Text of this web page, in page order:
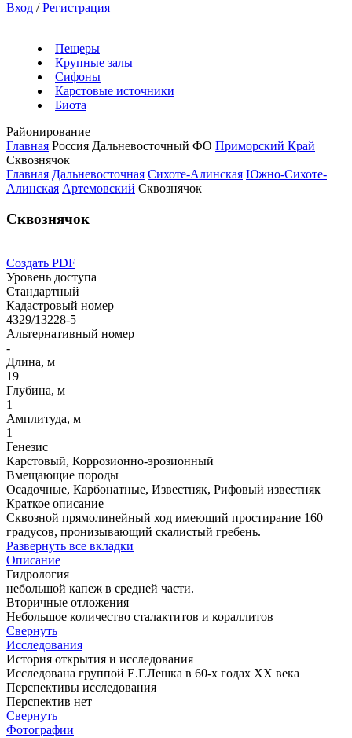
Вход / Регистрация
Пещеры
Крупные залы
Сифоны
Карстовые источники
Биота
Районирование
Главная Россия Дальневосточный ФО Приморский Край
Сквознячок
Главная Дальневосточная Сихоте-Алинская Южно-Сихоте-
Алинская Артемовский Сквознячок
Сквознячок
Создать PDF
Уровень доступа
Стандартный
Кадастровый номер
4329/13228-5
Альтернативный номер
-
Длина, м
19
Глубина, м
1
Амплитуда, м
1
Генезис
Карстовый, Коррозионно-эрозионный
Вмещающие породы
Осадочные, Карбонатные, Известняк, Рифовый известняк
Краткое описание
Сквозной прямолинейный ход имеющий простирание 160
градусов, пронизывающий скалистый гребень.
Развернуть все вкладки
Описание
Гидрология
небольшой капеж в средней части.
Вторичные отложения
Небольшое количество сталактитов и кораллитов
Свернуть
Исследования
История открытия и исследования
Исследована группой Е.Г.Лешка в 60-х годах ХХ века
Перспективы исследования
Перспектив нет
Свернуть
Фотографии